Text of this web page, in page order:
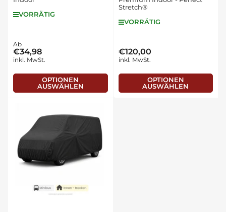
VORRÄTIG
Normaler
Preis
Ab
€34,98
inkl. MwSt.
OPTIONEN
AUSWÄHLEN
Stretch®
VORRÄTIG
Normaler
Preis
€120,00
inkl. MwSt.
OPTIONEN
AUSWÄHLEN